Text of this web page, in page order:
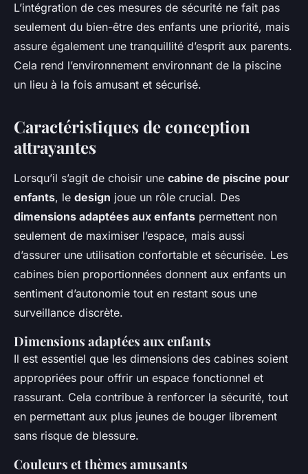
L’intégration de ces mesures de sécurité ne fait pas
seulement du bien-être des enfants une priorité, mais
assure également une tranquillité d’esprit aux parents.
Cela rend l’environnement environnant de la piscine
un lieu à la fois amusant et sécurisé.
Caractéristiques de conception
attrayantes
Lorsqu’il s’agit de choisir une cabine de piscine pour
enfants, le design joue un rôle crucial. Des
dimensions adaptées aux enfants permettent non
seulement de maximiser l’espace, mais aussi
d’assurer une utilisation confortable et sécurisée. Les
cabines bien proportionnées donnent aux enfants un
sentiment d’autonomie tout en restant sous une
surveillance discrète.
Dimensions adaptées aux enfants
Il est essentiel que les dimensions des cabines soient
appropriées pour offrir un espace fonctionnel et
rassurant. Cela contribue à renforcer la sécurité, tout
en permettant aux plus jeunes de bouger librement
sans risque de blessure.
Couleurs et thèmes amusants